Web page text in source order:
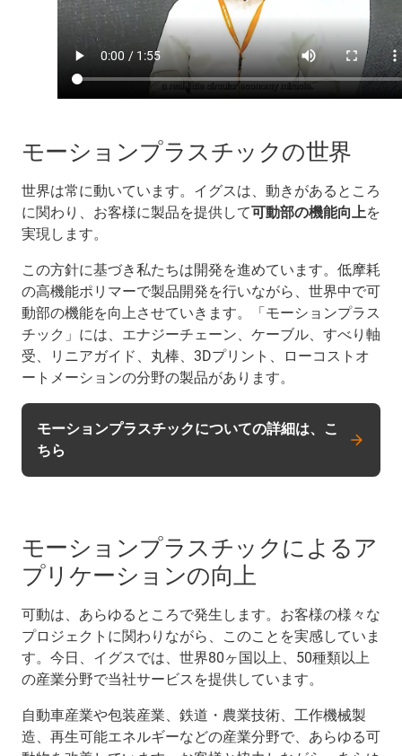
モーションプラスチックの世界
世界は常に動いています。イグスは、動きがあるところ
に関わり、お客様に製品を提供して可動部の機能向上を
実現します。
この方針に基づき私たちは開発を進めています。低摩耗
の高機能ポリマーで製品開発を行いながら、世界中で可
動部の機能を向上させていきます。「モーションプラス
チック」には、エナジーチェーン、ケーブル、すべり軸
受、リニアガイド、丸棒、3Dプリント、ローコストオ
ートメーションの分野の製品があります。
モーションプラスチックについての詳細は、こ
ちら
モーションプラスチックによるア
プリケーションの向上
可動は、あらゆるところで発生します。お客様の様々な
プロジェクトに関わりながら、このことを実感していま
す。今日、イグスでは、世界80ヶ国以上、50種類以上
の産業分野で当社サービスを提供しています。
自動車産業や包装産業、鉄道・農業技術、工作機械製
造、再生可能エネルギーなどの産業分野で、あらゆる可